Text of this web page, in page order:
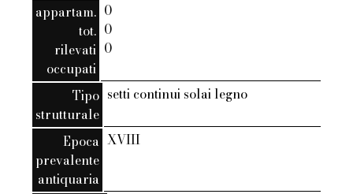
appartam.
tot.
rilevati
occupati
0
0
0
Tipo
strutturale
setti continui solai legno
Epoca
prevalente
antiquaria
XVIII